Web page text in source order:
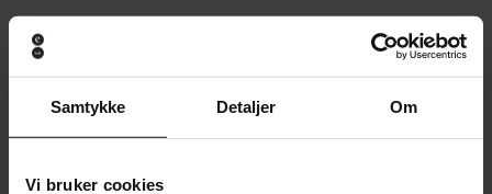
Samtykke Detaljer Om
Vi bruker cookies
Andre har også kjøpt
Premium
Vinner av Rivertonprisen
Premium
Første gang på tilbud